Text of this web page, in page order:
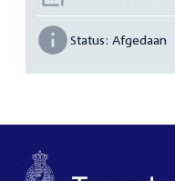
Status: Afgedaan